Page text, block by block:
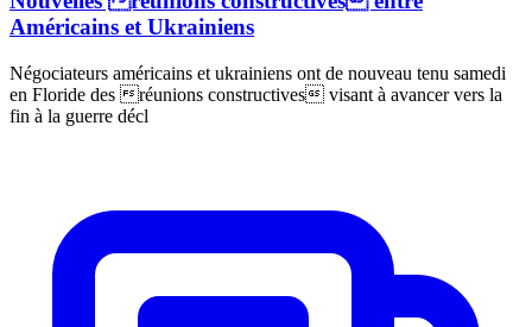
Américains et Ukrainiens
Négociateurs américains et ukrainiens ont de nouveau tenu samedi
en Floride des réunions constructives visant à avancer vers la
fin à la guerre décl